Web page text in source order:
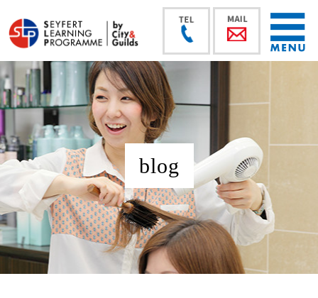
blog